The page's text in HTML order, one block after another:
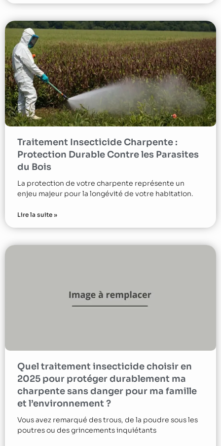
Traitement Insecticide Charpente :
Protection Durable Contre les Parasites
du Bois
La protection de votre charpente représente un
enjeu majeur pour la longévité de votre habitation.
Lire la suite »
Quel traitement insecticide choisir en
2025 pour protéger durablement ma
charpente sans danger pour ma famille
et l’environnement ?
Vous avez remarqué des trous, de la poudre sous les
poutres ou des grincements inquiétants